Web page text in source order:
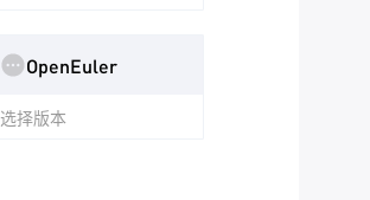
OpenEuler
选择版本